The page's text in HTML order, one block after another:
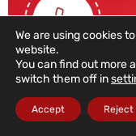
211 459 950
We are using cookies
website.
You can find out more
switch them off in
Accept Reject